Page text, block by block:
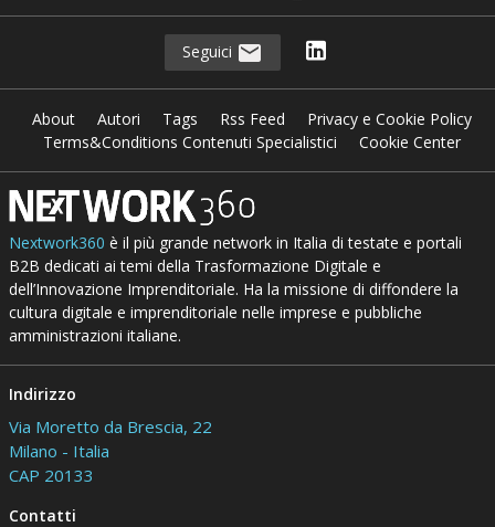
Seguici
About Autori Tags Rss Feed
Privacy e Cookie Policy
Terms&Conditions Contenuti Specialistici
Cookie Center
Nextwork360 è il più grande network in Italia di testate e portali
B2B dedicati ai temi della Trasformazione Digitale e
dell’Innovazione Imprenditoriale. Ha la missione di diffondere la
cultura digitale e imprenditoriale nelle imprese e pubbliche
amministrazioni italiane.
Indirizzo
Via Moretto da Brescia, 22
Milano - Italia
CAP 20133
Contatti